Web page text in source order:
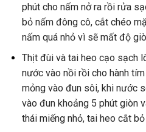
phút cho nấm nở ra rồi rửa
bỏ nấm đông cô, cắt chéo
nấm quá nhỏ vì sẽ mất độ
Thịt đùi và tai heo cạo sạch
nước vào nồi rồi cho hành tím
mỏng vào đun sôi, khi nước
vào đun khoảng 5 phút giòn
thái miếng nhỏ, tai heo cắt bỏ